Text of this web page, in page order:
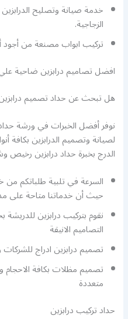
خدمة صيانة وتصليح
الزجاجية.
تركيب ابواب مصنعة من أجود
افضل تصاميم درابزين ضاحية
هل تبحث عن حداد تصميم
نوفر أفضل الخبرات في ورشة
لصيانة وتصميم الدرابزين بكافة
الدرج بخبرة حداد درابزين رخيص
السرعة في تلبية طلباتكم
حيث أن خدماتنا متاحة على مدار 24
نقوم بتركيب درابزين للدريشة
التصاميم الانيقة
تصميم درابزين ادراج للشركات
تصميم مظلات بكافة الاحجام
متعددة
حداد تركيب درابزين